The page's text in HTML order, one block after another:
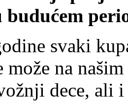
svaki
može na
dece, ali